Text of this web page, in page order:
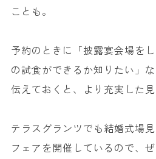
ことも。
予約のときに「披露宴会場を
の試食ができるか知りたい」
伝えておくと、より充実した見
テラスグランツでも結婚式場
フェアを開催しているので、